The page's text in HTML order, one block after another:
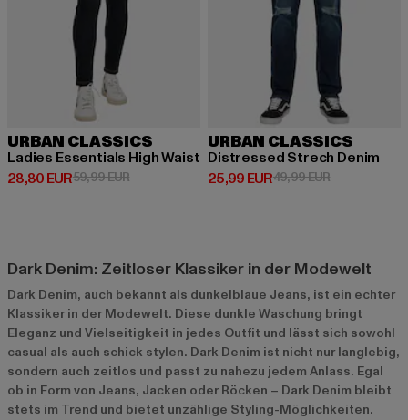
URBAN CLASSICS
Ladies Essentials High Waist
28,80 EUR
Derzeitiger Preis: 28,80 EUR
59,99 EURAktionspreis: 59,99 EUR
URBAN CLASSICS
Distressed Strech Denim
25,99 EUR
Derzeitiger Preis: 25,99 EUR
49,99 EURAktionspreis:
Dark Denim: Zeitloser Klassiker in der Modewelt
Dark Denim, auch bekannt als dunkelblaue Jeans, ist ein echter
Klassiker in der Modewelt. Diese dunkle Waschung bringt
Eleganz und Vielseitigkeit in jedes Outfit und lässt sich sowohl
casual als auch schick stylen. Dark Denim ist nicht nur langlebig,
sondern auch zeitlos und passt zu nahezu jedem Anlass. Egal
ob in Form von Jeans, Jacken oder Röcken – Dark Denim bleibt
stets im Trend und bietet unzählige Styling-Möglichkeiten.